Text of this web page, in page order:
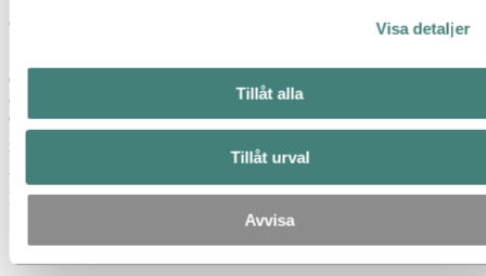
Visa detaljer
Tillåt alla
Tillåt urval
Avvisa
definieras som en aluminiumproduktion mot nollutsläpp.
”År 2030 räknar vi med att kunna leverera Hydro REDUXA med
ett klodioxidavtryck under 2 kg CO2E per kg producerad
aluminium, inklusive hela värdekedjan för aluminium. Vi arbetar
också med att minska fotavtrycket till noll för Hydro CIRCAL
genom att ersätta naturgas med förnybar energi i form av elektricitet,
biogas eller vätgas för gjuthusugnarna, säger Hydro's Stig Tjøtta,
teknikchef för affärsområdet Aluminium Metal’s återvinningsenhet
på Hydro.
Om Hydro